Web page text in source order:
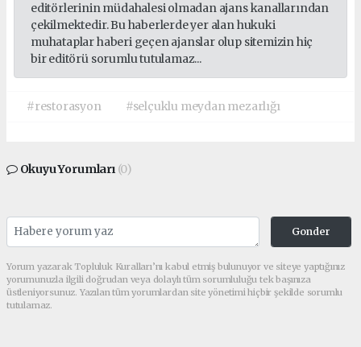
editörlerinin müdahalesi olmadan ajans kanallarından
çekilmektedir. Bu haberlerde yer alan hukuki
muhataplar haberi geçen ajanslar olup sitemizin hiç
bir editörü sorumlu tutulamaz...
#restorasyon #selçuklu meydan mezarlığı
Okuyu Yorumları (0)
Gonder
Yorum yazarak Topluluk Kuralları’nı kabul etmiş bulunuyor ve siteye yaptığınız
yorumunuzla ilgili doğrudan veya dolaylı tüm sorumluluğu tek başınıza
üstleniyorsunuz. Yazılan tüm yorumlardan site yönetimi hiçbir şekilde sorumlu
tutulamaz.